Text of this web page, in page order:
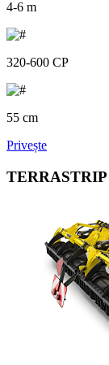
4-6 m
320-600 CP
55 cm
Privește